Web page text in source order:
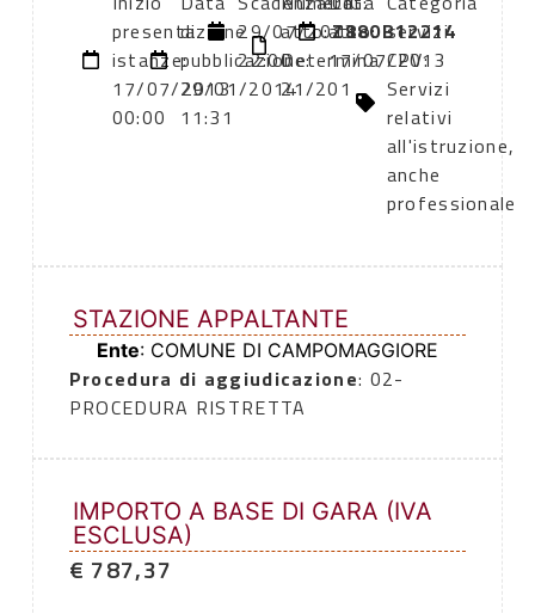
presentazione
istanze:
17/07/2013
00:00
di
pubblicazione:
29/01/2014
11:31
29/07/2013
22:00
atto:
Determina
21/201
atto:
17/07/2013
Z880B12214
servizi
CPV:
Servizi
relativi
all'istruzione,
anche
professionale
STAZIONE APPALTANTE
Ente: COMUNE DI CAMPOMAGGIORE
Procedura di aggiudicazione: 02-
PROCEDURA RISTRETTA
IMPORTO A BASE DI GARA (IVA
ESCLUSA)
€ 787,37